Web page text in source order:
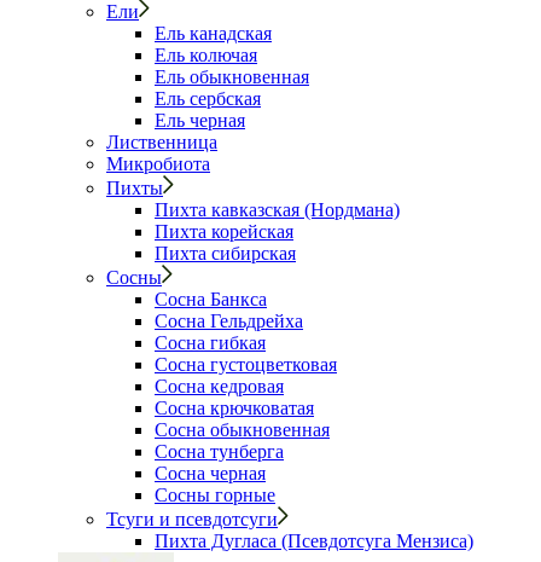
Ели
Ель канадская
Ель колючая
Ель обыкновенная
Ель сербская
Ель черная
Лиственница
Микробиота
Пихты
Пихта кавказская (Нордмана)
Пихта корейская
Пихта сибирская
Сосны
Сосна Банкса
Сосна Гельдрейха
Сосна гибкая
Сосна густоцветковая
Сосна кедровая
Сосна крючковатая
Сосна обыкновенная
Сосна тунберга
Сосна черная
Сосны горные
Тсуги и псевдотсуги
Пихта Дугласа (Псевдотсуга Мензиса)